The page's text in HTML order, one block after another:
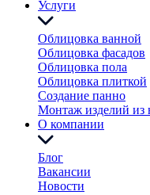
Услуги
Облицовка ванной
Облицовка фасадов
Облицовка пола
Облицовка плиткой
Создание панно
Монтаж изделий из
О компании
Блог
Вакансии
Новости